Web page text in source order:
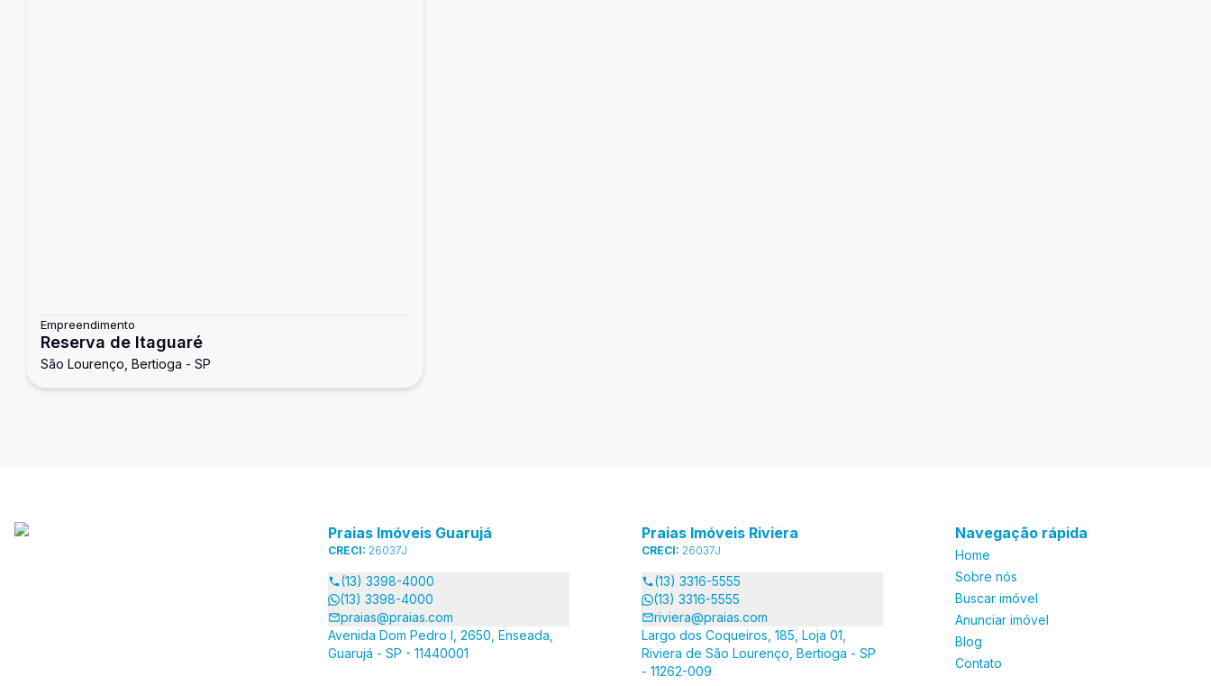
Empreendimento
Reserva de Itaguaré
São Lourenço, Bertioga - SP
Praias Imóveis Guarujá
CRECI: 26037J
(13) 3398-4000
(13) 3398-4000
praias@praias.com
Avenida Dom Pedro I, 2650, Enseada,
Guarujá - SP - 11440001
Praias Imóveis Riviera
CRECI: 26037J
(13) 3316-5555
(13) 3316-5555
riviera@praias.com
Largo dos Coqueiros, 185, Loja 01,
Riviera de São Lourenço, Bertioga - SP
- 11262-009
Navegação rápida
Home
Sobre nós
Buscar imóvel
Anunciar imóvel
Blog
Contato